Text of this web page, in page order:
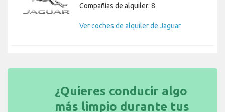
Compañías de alquiler: 8
Ver coches de alquiler de Jaguar
¿Quieres conducir algo
más limpio durante tus